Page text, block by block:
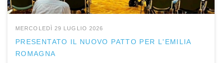
MERCOLEDÌ 29 LUGLIO 2026
PRESENTATO IL NUOVO PATTO PER L'EMILIA
ROMAGNA